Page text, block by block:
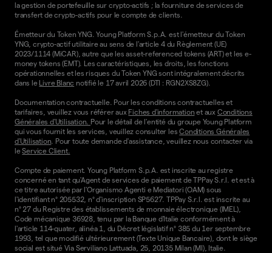
la gestion de portefeuille sur crypto-actifs ; la fourniture de services de
transfert de crypto-actifs pour le compte de clients.
Émetteur du Token YNG. Young Platform S.p.A. est l'émetteur du Token
YNG, crypto-actif utilitaire au sens de l'article 4 du Règlement (UE)
2023/1114 (MiCAR), autre que les asset-referenced tokens (ART) et les e-
money tokens (EMT). Les caractéristiques, les droits, les fonctions
opérationnelles et les risques du Token YNG sont intégralement décrits
dans le Livre Blanc notifié le 17 avril 2026 (DTI : RGN2XS8ZG).
Documentation contractuelle. Pour les conditions contractuelles et
tarifaires, veuillez vous référer aux Fiches d'information et aux Conditions
Générales d'Utilisation. Pour le détail de l'entité du groupe Young Platform
qui vous fournit les services, veuillez consulter lesConditions Générales
d'Utilisation. Pour toute demande d'assistance, veuillez nous contacter via
leService Client.
Compte de paiement. Young Platform S.p.A. est inscrite au registre
concerné en tant qu'Agent de services de paiement de TPPay S.r.l. et est à
ce titre autorisée par l'Organismo Agenti e Mediatori (OAM) sous
l'identifiant n° 205532, n° d'inscription SP5627. TPPay S.r.l. est inscrite au
n° 27 du Registre des établissements de monnaie électronique (IMEL),
Code mécanique 36928, tenu par la Banque d'Italie conformément à
l'article 114-quater, alinéa 1, du Décret législatif n° 385 du 1er septembre
1993, tel que modifié ultérieurement (Texte Unique Bancaire), dont le siège
social est situé Via Serviliano Lattuada, 25, 20135 Milan (MI), Italie.